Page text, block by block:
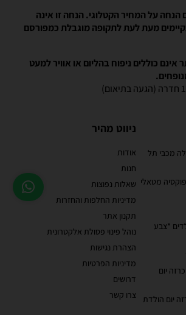
הנחה על המחיר הקטלוגי. הנחה זו אינה
מעת לעת לתקופה מוגבלת כמפורסם
אינם כוללים ניפוח בהליום או אוויר למעט
עולה מכבי תל
פוקסיה מטאלי
*צבע
כרזה יום
יום הולדת
ניווט מהיר
אודות
חנות
שאלות נפוצות
מדיניות החלפות והחזרות
תקנון אתר
נוהל פינוי פסולת אלקטרונית
הצהרת נגישות
מדיניות הפרטיות
דרושים
צרו קשר